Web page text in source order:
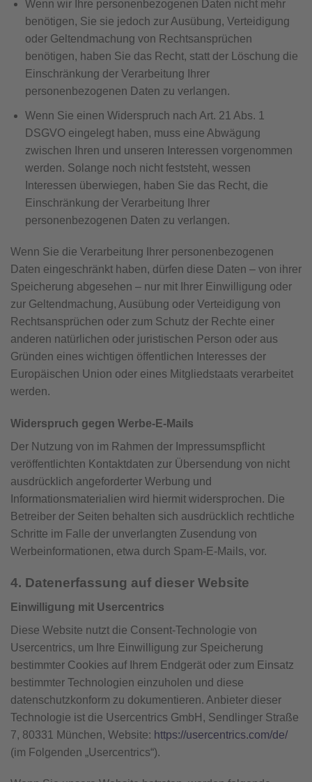
Wenn wir Ihre personenbezogenen Daten nicht mehr
benötigen, Sie sie jedoch zur Ausübung, Verteidigung
oder Geltendmachung von Rechtsansprüchen
benötigen, haben Sie das Recht, statt der Löschung die
Einschränkung der Verarbeitung Ihrer
personenbezogenen Daten zu verlangen.
Wenn Sie einen Widerspruch nach Art. 21 Abs. 1
DSGVO eingelegt haben, muss eine Abwägung
zwischen Ihren und unseren Interessen vorgenommen
werden. Solange noch nicht feststeht, wessen
Interessen überwiegen, haben Sie das Recht, die
Einschränkung der Verarbeitung Ihrer
personenbezogenen Daten zu verlangen.
Wenn Sie die Verarbeitung Ihrer personenbezogenen
Daten eingeschränkt haben, dürfen diese Daten – von ihrer
Speicherung abgesehen – nur mit Ihrer Einwilligung oder
zur Geltendmachung, Ausübung oder Verteidigung von
Rechtsansprüchen oder zum Schutz der Rechte einer
anderen natürlichen oder juristischen Person oder aus
Gründen eines wichtigen öffentlichen Interesses der
Europäischen Union oder eines Mitgliedstaats verarbeitet
werden.
Widerspruch gegen Werbe-E-Mails
Der Nutzung von im Rahmen der Impressumspflicht
veröffentlichten Kontaktdaten zur Übersendung von nicht
ausdrücklich angeforderter Werbung und
Informationsmaterialien wird hiermit widersprochen. Die
Betreiber der Seiten behalten sich ausdrücklich rechtliche
Schritte im Falle der unverlangten Zusendung von
Werbeinformationen, etwa durch Spam-E-Mails, vor.
4. Datenerfassung auf dieser Website
Einwilligung mit Usercentrics
Diese Website nutzt die Consent-Technologie von
Usercentrics, um Ihre Einwilligung zur Speicherung
bestimmter Cookies auf Ihrem Endgerät oder zum Einsatz
bestimmter Technologien einzuholen und diese
datenschutzkonform zu dokumentieren. Anbieter dieser
Technologie ist die Usercentrics GmbH, Sendlinger Straße
7, 80331 München, Website: https://usercentrics.com/de/
(im Folgenden „Usercentrics“).